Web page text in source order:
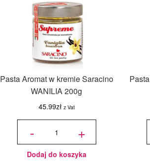
Pasta Aromat w kremie Saracino
WANILIA 200g
45.99zł z Vat
-
ilość
w
kremie
WANILIA
200g
+
Dodaj do koszyka